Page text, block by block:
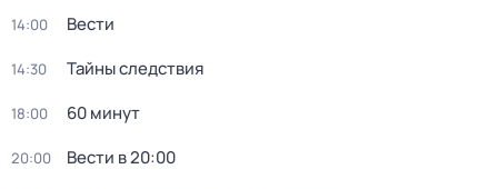
14:00 Вести
14:30 Тайны следствия
18:00 60 минут
20:00 Вести в 20:00